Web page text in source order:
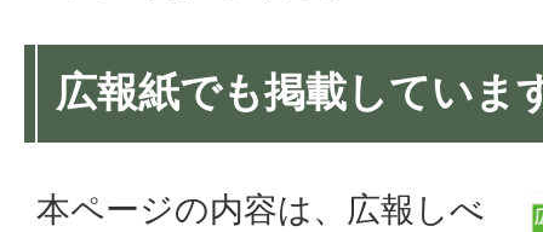
広報紙でも掲載していま
本ページの内容は、広報しべ